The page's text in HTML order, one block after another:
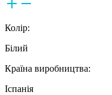
Колір:
Білий
Країна виробництва:
Іспанія